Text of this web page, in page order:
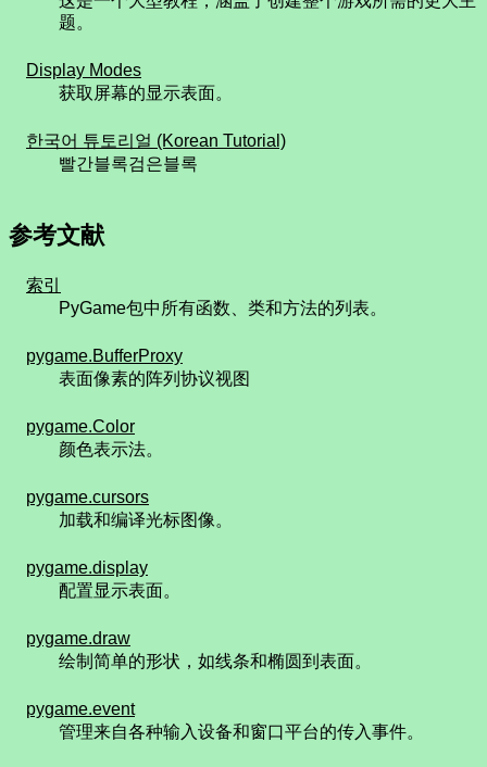
题。
Display Modes
获取屏幕的显示表面。
한국어 튜토리얼 (Korean Tutorial)
빨간블록검은블록
参考文献
索引
PyGame包中所有函数、类和方法的列表。
pygame.BufferProxy
表面像素的阵列协议视图
pygame.Color
颜色表示法。
pygame.cursors
加载和编译光标图像。
pygame.display
配置显示表面。
pygame.draw
绘制简单的形状，如线条和椭圆到表面。
pygame.event
管理来自各种输入设备和窗口平台的传入事件。